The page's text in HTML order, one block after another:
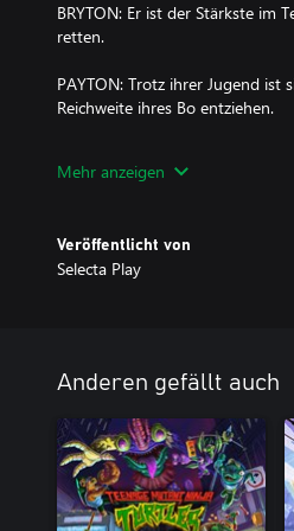
BRYTON: Er ist der Stärkste im
retten.
PAYTON: Trotz ihrer Jugend ist
Reichweite ihres Bo entziehen.
furchtlos gegenübertreten.
Begleite die Ninja Kidz bei
wiederherzustellen. Reise durch
und herausfordernde Levels
Zwischensequenzen. Erforsche
Münzen findest, der ultimative
Endgegner besiegst.
Mehr anzeigen
Veröffentlicht von
Selecta Play
Anderen gefällt auch